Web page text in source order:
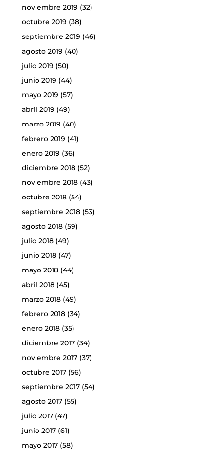
noviembre 2019 (32)
octubre 2019 (38)
septiembre 2019 (46)
agosto 2019 (40)
julio 2019 (50)
junio 2019 (44)
mayo 2019 (57)
abril 2019 (49)
marzo 2019 (40)
febrero 2019 (41)
enero 2019 (36)
diciembre 2018(52)
noviembre 2018(43)
octubre 2018(54)
septiembre 2018(53)
agosto 2018(59)
julio 2018(49)
junio 2018(47)
mayo 2018(44)
abril 2018(45)
marzo 2018(49)
febrero 2018(34)
enero 2018(35)
diciembre 2017(34)
noviembre 2017(37)
octubre 2017(56)
septiembre 2017(54)
agosto 2017(55)
julio 2017(47)
junio 2017(61)
mayo 2017(58)